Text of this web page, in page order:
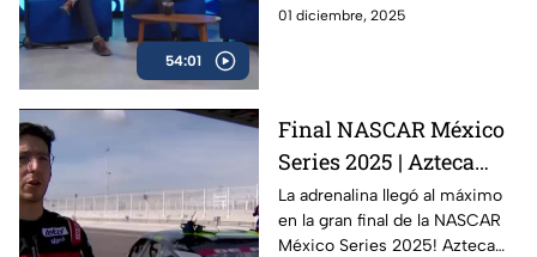
54:01
Longo, cofundador y Chief
viene para el futuro del
automovilismo eléctrico.
01 diciembre, 2025
Final NASCAR México
Series 2025 | Azteca
Deportes en la pista con
los campeones
La adrenalina llegó al máximo
en la gran final de la NASCAR
México Series 2025! Azteca